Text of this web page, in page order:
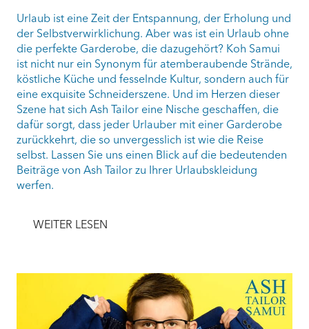
Urlaub ist eine Zeit der Entspannung, der Erholung und
der Selbstverwirklichung. Aber was ist ein Urlaub ohne
die perfekte Garderobe, die dazugehört? Koh Samui
ist nicht nur ein Synonym für atemberaubende Strände,
köstliche Küche und fesselnde Kultur, sondern auch für
eine exquisite Schneiderszene. Und im Herzen dieser
Szene hat sich Ash Tailor eine Nische geschaffen, die
dafür sorgt, dass jeder Urlauber mit einer Garderobe
zurückkehrt, die so unvergesslich ist wie die Reise
selbst. Lassen Sie uns einen Blick auf die bedeutenden
Beiträge von Ash Tailor zu Ihrer Urlaubskleidung
werfen.
WEITER LESEN